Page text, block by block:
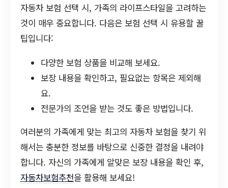
자동차 보험 선택 시, 가족의 라이프스타일을 고려하는
것이 매우 중요합니다. 다음은 보험 선택 시 유용할 꿀
팁입니다:
다양한 보험 상품을 비교해 보세요.
보장 내용을 확인하고, 필요없는 항목은 제외해
요.
전문가의 조언을 받는 것도 좋은 방법입니다.
여러분의 가족에게 맞는 최고의 자동차 보험을 찾기 위
해서는 충분한 정보를 바탕으로 신중한 결정을 내려야
합니다. 자신의 가족에게 알맞은 보장 내용을 확인 후,
자동차보험추천을 활용해 보세요!